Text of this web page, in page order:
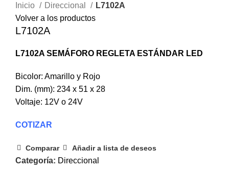
Inicio
Direccional
L7102A
Volver a los productos
L7102A
L7102A SEMÁFORO REGLETA ESTÁNDAR LED
Bicolor: Amarillo y Rojo
Dim. (mm): 234 x 51 x 28
Voltaje: 12V o 24V
COTIZAR
Comparar Añadir a lista de deseos
Categoría: Direccional